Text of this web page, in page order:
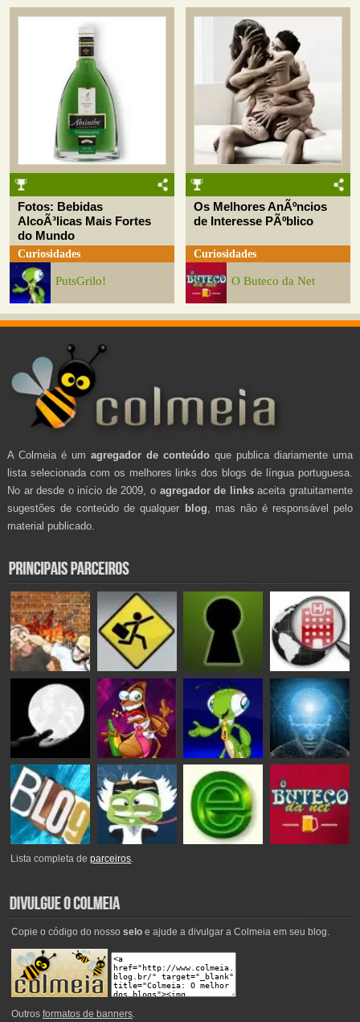
Fotos: Bebidas
AlcoÃ³licas Mais Fortes
do Mundo
Curiosidades
PutsGrilo!
Os Melhores AnÃºncios
de Interesse PÃºblico
Curiosidades
O Buteco da Net
A Colmeia é um agregador de conteúdo que publica diariamente uma
lista selecionada com os melhores links dos blogs de língua portuguesa.
No ar desde o início de 2009, o agregador de linksaceita gratuitamente
sugestões de conteúdo de qualquer blog , mas não é responsável pelo
material publicado.
Lista completa deparceiros.
Copie o código do nosso seloe ajude a divulgar a Colmeia em seu blog.
Outros formatos de banners.